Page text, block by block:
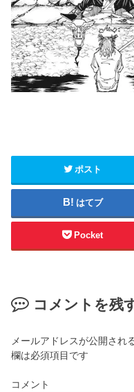
ポスト
はてブ
Pocket
コメントを残
メールアドレスが公開され
欄は必須項目です
コメント